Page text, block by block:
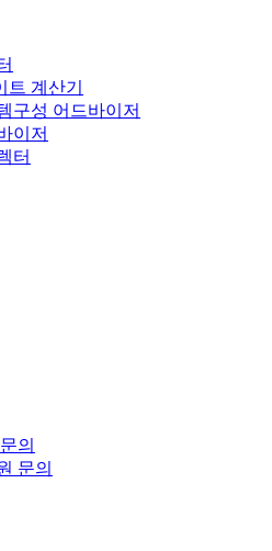
트 계산기
구성 어드바이저
이저
터
의
문의